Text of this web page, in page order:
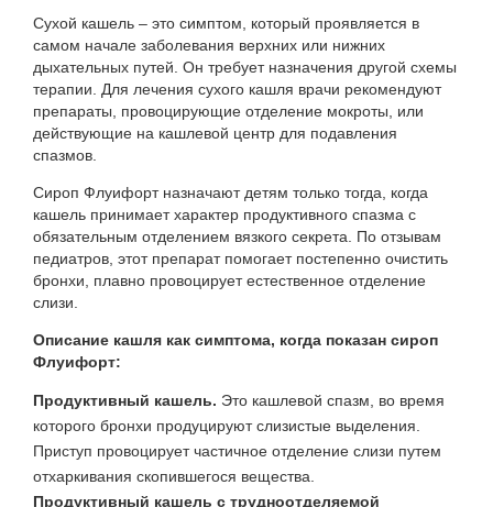
Сухой кашель – это симптом, который проявляется в
самом начале заболевания верхних или нижних
дыхательных путей. Он требует назначения другой схемы
терапии. Для лечения сухого кашля врачи рекомендуют
препараты, провоцирующие отделение мокроты, или
действующие на кашлевой центр для подавления
спазмов.
Сироп Флуифорт назначают детям только тогда, когда
кашель принимает характер продуктивного спазма с
обязательным отделением вязкого секрета. По отзывам
педиатров, этот препарат помогает постепенно очистить
бронхи, плавно провоцирует естественное отделение
слизи.
Описание кашля как симптома, когда показан сироп
Флуифорт:
Продуктивный кашель. Это кашлевой спазм, во время
которого бронхи продуцируют слизистые выделения.
Приступ провоцирует частичное отделение слизи путем
отхаркивания скопившегося вещества.
Продуктивный кашель с трудноотделяемой